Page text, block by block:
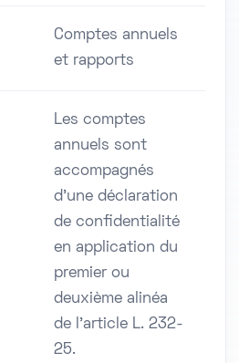
Comptes annuels
et rapports
Les comptes
annuels sont
accompagnés
d'une déclaration
de confidentialité
en application du
premier ou
deuxième alinéa
de l'article L. 232-
25.